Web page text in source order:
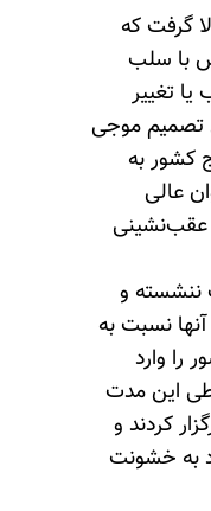
گرفت که
کشور در ۲۹مارس با سلب
یا تغییر
تصمیم موجی
کشور به
عالی
عقب‌نشینی
ننشسته و
آنها نسبت به
را وارد
طی این مدت
کردند و
به خشونت